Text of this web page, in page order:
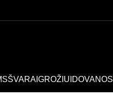
ŠVARAI GROŽIUI DOVANOS